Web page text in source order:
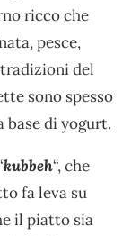
ricco che
pesce,
del
sono spesso
base di yogurt.
kubbeh“, che
fa leva su
il piatto sia